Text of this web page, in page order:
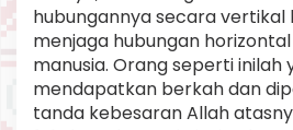
hubungannya secara vertikal
menjaga hubungan
manusia. Orang seperti inilah
mendapatkan berkah dan
tanda kebesaran Allah